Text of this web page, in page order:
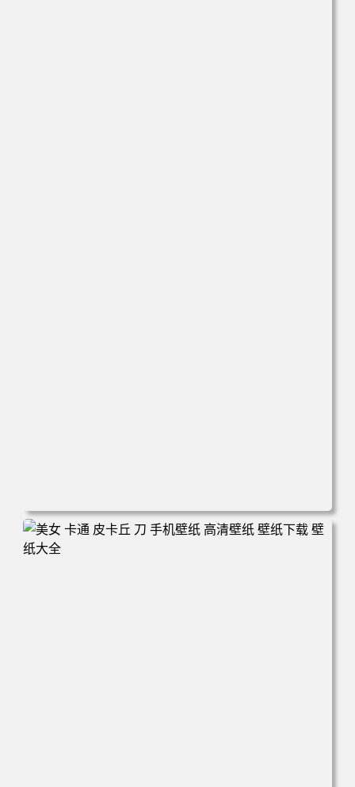
电脑壁纸 新娘 结婚 美女 大白腿 红色礼服 旗袍 手机壁纸 高
清壁纸 壁纸下载 壁纸大全